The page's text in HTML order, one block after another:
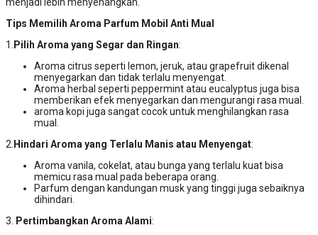
Tips Memilih Aroma Parfum Mobil Anti Mual
1. Pilih Aroma yang Segar dan Ringan:
Aroma citrus seperti lemon, jeruk, atau grapefruit dikenal
menyegarkan dan tidak terlalu menyengat.
Aroma herbal seperti peppermint atau eucalyptus juga bisa
memberikan efek menyegarkan dan mengurangi rasa mual.
aroma kopi juga sangat cocok untuk menghilangkan rasa
mual.
2. Hindari Aroma yang Terlalu Manis atau Menyengat:
Aroma vanila, cokelat, atau bunga yang terlalu kuat bisa
memicu rasa mual pada beberapa orang.
Parfum dengan kandungan musk yang tinggi juga sebaiknya
dihindari.
3.
Pertimbangkan Aroma Alami: